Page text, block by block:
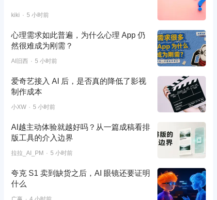
kiki 5 小时前
心理需求如此普遍，为什么心理 App 仍
然很难成为刚需？
AI旧西 5 小时前
爱奇艺接入 AI 后，是否真的降低了影视
制作成本
小XW 5 小时前
AI越主动体验就越好吗？从一篇成稿看排
版工具的介入边界
拉拉_AI_PM 5 小时前
夸克 S1 卖到缺货之后，AI 眼镜还要证明
什么